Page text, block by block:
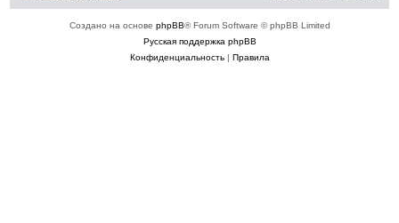
Создано на основе phpBB® Forum Software © phpBB Limited
Русская поддержка phpBB
Конфиденциальность| Правила